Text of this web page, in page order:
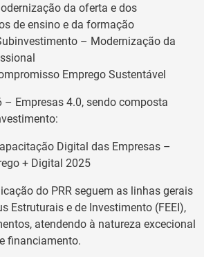
da oferta e dos
de ensino e da formação
– Modernização da
Emprego Sustentável
– Empresas 4.0, sendo composta
Digital das Empresas –
+ Digital 2025
do PRR seguem as linhas gerais
Estruturais e de Investimento (FEEI),
atendendo à natureza excecional
financiamento.